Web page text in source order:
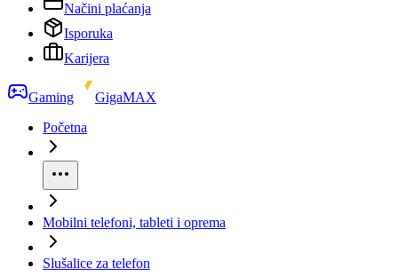
Načini plaćanja
Isporuka
Karijera
Gaming
GigaMAX
Početna
Mobilni telefoni, tableti i oprema
Slušalice za telefon